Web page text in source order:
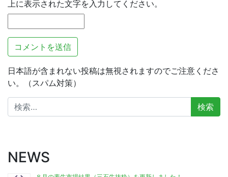
上に表示された文字を入力してください。
日本語が含まれない投稿は無視されますのでご注意くださ
い。（スパム対策）
検
索:
NEWS